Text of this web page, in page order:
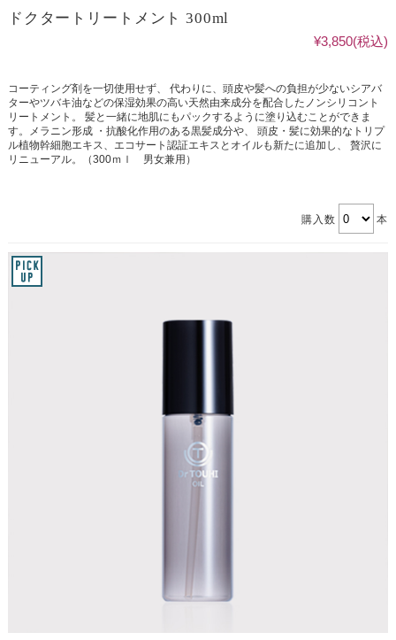
ドクタートリートメント 300ml
¥3,850(税込)
コーティング剤を一切使用せず、 代わりに、頭皮や髪への負担が少ないシアバ
ターやツバキ油などの保湿効果の高い天然由来成分を配合したノンシリコント
リートメント。 髪と一緒に地肌にもパックするように塗り込むことができま
す。メラニン形成 ・抗酸化作用のある黒髪成分や、 頭皮・髪に効果的なトリプ
ル植物幹細胞エキス、エコサート認証エキスとオイルも新たに追加し、 贅沢に
リニューアル。（300ｍｌ 男女兼用）
購入数 本